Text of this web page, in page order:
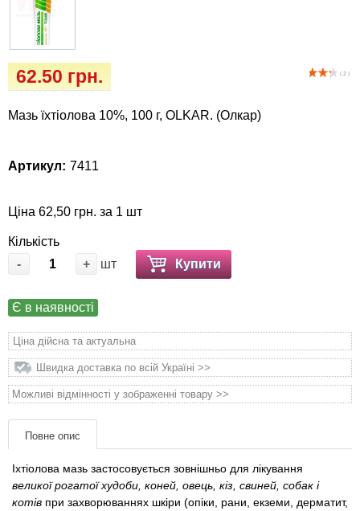
( 2 )
62.50 грн.
Мазь їхтіолова 10%, 100 г, OLKAR. (Олкар)
Артикул: 7411
Ціна 62,50 грн. за 1 шт
Кількість
-
+ шт Купити
Є в наявності
Ціна дійсна та актуальна
Швидка доставка по всій Україні >>
Можливі відмінності у зображенні товару >>
Повне опис
Іхтіолова мазь застосовується зовнішньо для лікування
великої рогатої худоби, коней, овець, кіз, свиней, собак і
котів при захворюваннях шкіри (опіки, рани, екземи, дерматит,
Ласощі та корма
Vet Diet Canine Wet - ветеринарные диеты
для собак
Лежаки, будиночки, охолоджуючи
Післяопераційні засоби та витратні
Товари для голубів
Товари для гризунів
Товари для коней
Товари для людей